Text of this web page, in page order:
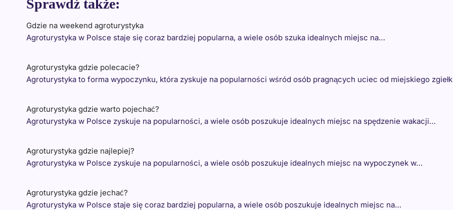
Sprawdź także:
Gdzie na weekend agroturystyka
Agroturystyka w Polsce staje się coraz bardziej popularna, a wiele osób szuka idealnych miejsc na…
Agroturystyka gdzie polecacie?
Agroturystyka to forma wypoczynku, która zyskuje na popularności wśród osób pragnących uciec od miejskiego
Agroturystyka gdzie warto pojechać?
Agroturystyka w Polsce zyskuje na popularności, a wiele osób poszukuje idealnych miejsc na spędzenie wakacji…
Agroturystyka gdzie najlepiej?
Agroturystyka w Polsce zyskuje na popularności, a wiele osób poszukuje idealnych miejsc na wypoczynek w…
Agroturystyka gdzie jechać?
Agroturystyka w Polsce staje się coraz bardziej popularna, a wiele osób poszukuje idealnych miejsc na…